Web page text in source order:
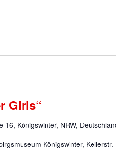
Girls“
16, Königswinter, NRW,
Königswinter, Kellerstr.